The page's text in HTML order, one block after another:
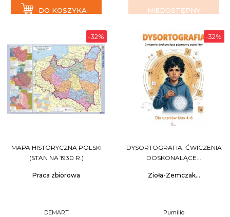
DO KOSZYKA NIEDOSTĘPNY
-32%
MAPA HISTORYCZNA POLSKI
(STAN NA 1930 R.)
Praca zbiorowa
DEMART
-32%
DYSORTOGRAFIA. ĆWICZENIA
DOSKONALĄCE...
Zioła-Zemczak...
Pumilio